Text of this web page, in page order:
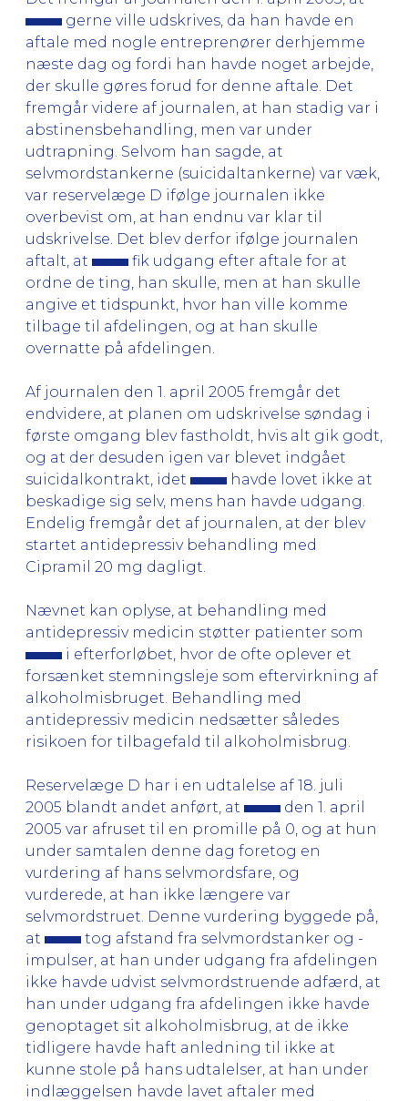
gerne ville udskrives, da han havde en
aftale med nogle entreprenører derhjemme
næste dag og fordi han havde noget arbejde,
der skulle gøres forud for denne aftale. Det
fremgår videre af journalen, at han stadig var i
abstinensbehandling, men var under
udtrapning. Selvom han sagde, at
selvmordstankerne (suicidaltankerne) var væk,
var reservelæge D ifølge journalen ikke
overbevist om, at han endnu var klar til
udskrivelse. Det blev derfor ifølge journalen
aftalt, at
fik udgang efter aftale for at
ordne de ting, han skulle, men at han skulle
angive et tidspunkt, hvor han ville komme
tilbage til afdelingen, og at han skulle
overnatte på afdelingen.
Af journalen den 1. april 2005 fremgår det
endvidere, at planen om udskrivelse søndag i
første omgang blev fastholdt, hvis alt gik godt,
og at der desuden igen var blevet indgået
suicidalkontrakt, idet
havde lovet ikke at
beskadige sig selv, mens han havde udgang.
Endelig fremgår det af journalen, at der blev
startet antidepressiv behandling med
Cipramil 20 mg dagligt.
Nævnet kan oplyse, at behandling med
antidepressiv medicin støtter patienter som
i efterforløbet, hvor de ofte oplever et
forsænket stemningsleje som eftervirkning af
alkoholmisbruget. Behandling med
antidepressiv medicin nedsætter således
risikoen for tilbagefald til alkoholmisbrug.
Reservelæge D har i en udtalelse af 18. juli
2005 blandt andet anført, at
den 1. april
2005 var afruset til en promille på 0, og at hun
under samtalen denne dag foretog en
vurdering af hans selvmordsfare, og
vurderede, at han ikke længere var
selvmordstruet. Denne vurdering byggede på,
at
tog afstand fra selvmordstanker og -
impulser, at han under udgang fra afdelingen
ikke havde udvist selvmordstruende adfærd, at
han under udgang fra afdelingen ikke havde
genoptaget sit alkoholmisbrug, at de ikke
tidligere havde haft anledning til ikke at
kunne stole på hans udtalelser, at han under
indlæggelsen havde lavet aftaler med